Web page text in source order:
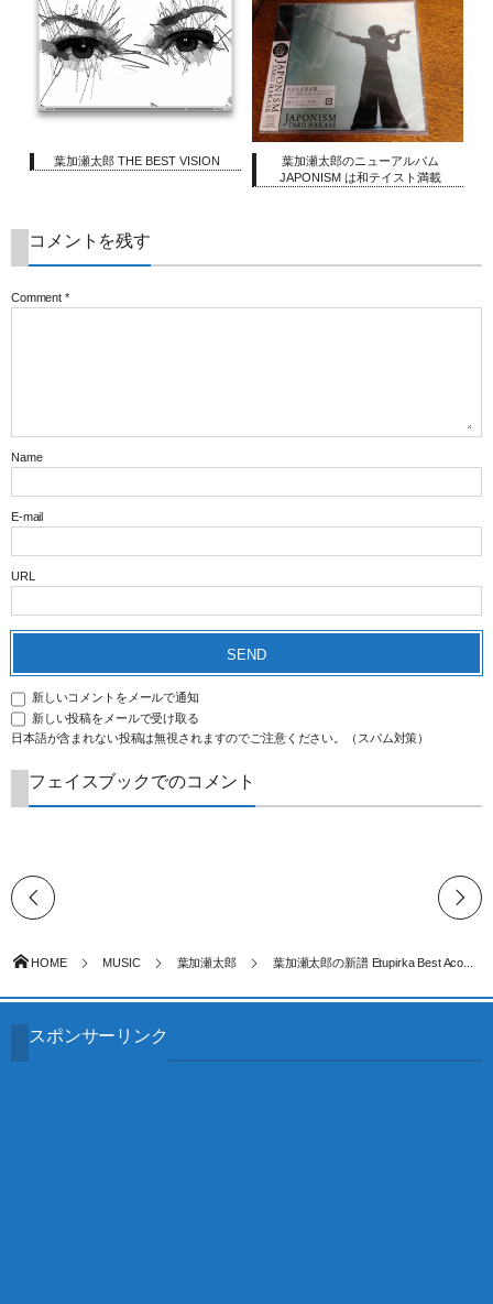
葉加瀬太郎 THE BEST VISION
葉加瀬太郎のニューアルバム
JAPONISM は和テイスト満載
コメントを残す
Comment *
Name
E-mail
URL
新しいコメントをメールで通知
新しい投稿をメールで受け取る
日本語が含まれない投稿は無視されますのでご注意ください。（スパム対策）
フェイスブックでのコメント
HOME MUSIC 葉加瀬太郎 葉加瀬太郎の新譜 Etupirka Best Aco...
スポンサーリンク